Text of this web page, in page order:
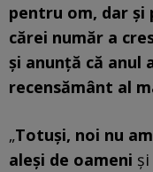
pentru om, dar şi
cărei număr a
şi anunţă că anul
recensământ al
„Totuşi, noi nu
aleşi de oameni